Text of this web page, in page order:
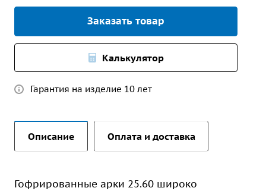
Заказать товар
Калькулятор
Гарантия на изделие 10 лет
Описание Оплата и доставка
Гофрированные арки 25.60 широко